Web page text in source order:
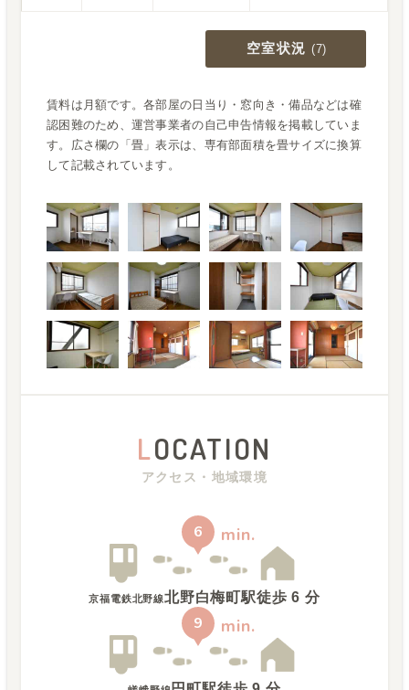
空室状況 ( 7)
賃料は月額です。各部屋の日当り・窓向き・備品などは確
認困難のため、運営事業者の自己申告情報を掲載していま
す。広さ欄の「畳」表示は、専有部面積を畳サイズに換算
して記載されています。
LOCATION
アクセス・地域環境
6 min.
京福電鉄北野線北野白梅町駅徒歩 6 分
9 min.